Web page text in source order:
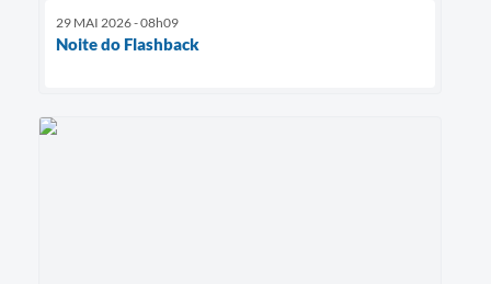
29 MAI 2026 - 08h09
Noite do Flashback